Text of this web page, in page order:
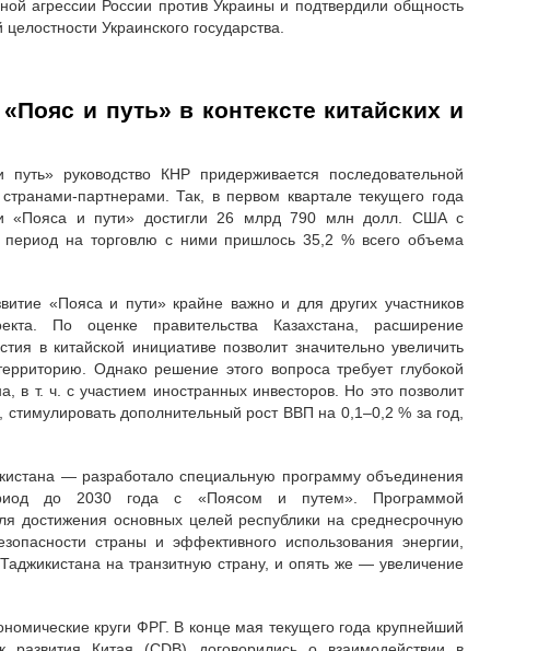
агрессии России против Украины и подтвердили общность
Украинского государства.
и путь» в контексте китайских и
руководство КНР придерживается последовательной
партнерами. Так, в первом квартале текущего года
«Пояса и пути» достигли 26 млрд 790 млн долл. США с
на торговлю с ними пришлось 35,2 % всего объема
«Пояса и пути» крайне важно и для других участников
По оценке правительства Казахстана, расширение
в китайской инициативе позволит значительно увеличить
Однако решение этого вопроса требует глубокой
в т. ч. с участием иностранных инвесторов. Но это позволит
дополнительный рост ВВП на 0,1–0,2 % за год,
— разработало специальную программу объединения
до 2030 года с «Поясом и путем». Программой
достижения основных целей республики на среднесрочную
страны и эффективного использования энергии,
на транзитную страну, и опять же — увеличение
круги ФРГ. В конце мая текущего года крупнейший